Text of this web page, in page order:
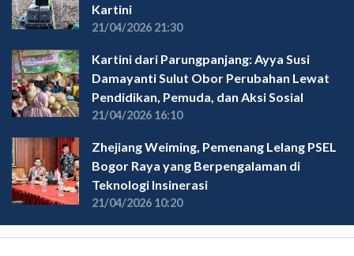
Kartini
21/04/2026 21:30
Kartini dari Parungpanjang: Ayya Susi
Damayanti Sulut Obor Perubahan Lewat
Pendidikan, Pemuda, dan Aksi Sosial
21/04/2026 16:10
Zhejiang Weiming, Pemenang Lelang PSEL
Bogor Raya yang Berpengalaman di
Teknologi Insinerasi
21/04/2026 10:20